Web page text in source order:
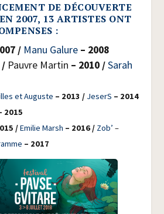
DE DÉCOUVERTE
2007, 13 ARTISTES ONT
:
/ Manu Galure – 2008
/ Pauvre Mar­tin – 2010 /Sarah
et Auguste – 2013 / JeserS – 2014
2015
/Emi­lie Marsh – 2016 / Zob’ –
– 2017